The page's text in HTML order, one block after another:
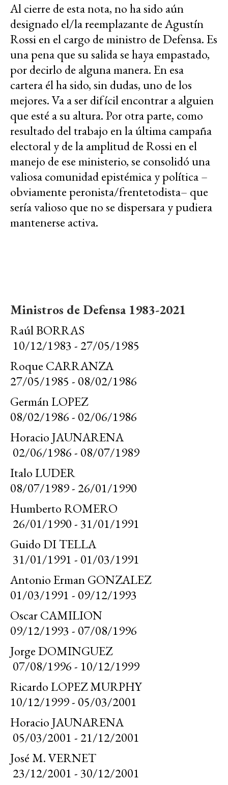
Al cierre de esta nota, no ha sido aún
designado el/la reemplazante de Agustín
Rossi en el cargo de ministro de Defensa. Es
una pena que su salida se haya empastado,
por decirlo de alguna manera. En esa
cartera él ha sido, sin dudas, uno de los
mejores. Va a ser difícil encontrar a alguien
que esté a su altura. Por otra parte, como
resultado del trabajo en la última campaña
electoral y de la amplitud de Rossi en el
manejo de ese ministerio, se consolidó una
valiosa comunidad epistémica y política –
obviamente peronista/frentetodista– que
sería valioso que no se dispersara y pudiera
mantenerse activa.
Ministros de Defensa 1983-2021
Raúl BORRAS
10/12/1983 - 27/05/1985
Roque CARRANZA
27/05/1985 - 08/02/1986
Germán LOPEZ
08/02/1986 - 02/06/1986
Horacio JAUNARENA
02/06/1986 - 08/07/1989
Italo LUDER
08/07/1989 - 26/01/1990
Humberto ROMERO
26/01/1990 - 31/01/1991
Guido DI TELLA
31/01/1991 - 01/03/1991
Antonio Erman GONZALEZ
01/03/1991 - 09/12/1993
Oscar CAMILION
09/12/1993 - 07/08/1996
Jorge DOMINGUEZ
07/08/1996 - 10/12/1999
Ricardo LOPEZ MURPHY
10/12/1999 - 05/03/2001
Horacio JAUNARENA
05/03/2001 - 21/12/2001
José M. VERNET
23/12/2001 - 30/12/2001